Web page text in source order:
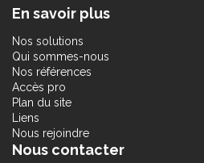
En savoir plus
Nos solutions
Qui sommes-nous
Nos références
Accès pro
Plan du site
Liens
Nous rejoindre
Nous contacter